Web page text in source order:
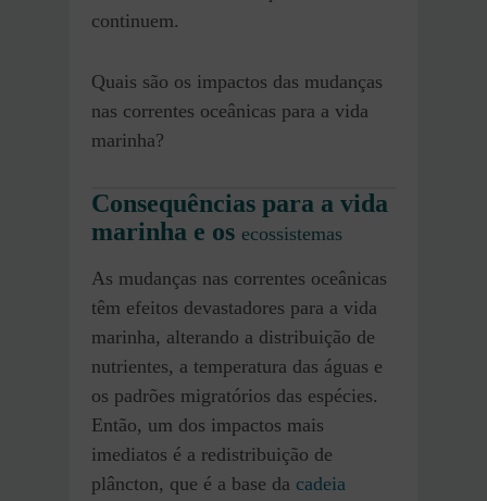
continuem.
Quais são os impactos das mudanças
nas correntes oceânicas para a vida
marinha?
Consequências para a vida
marinha e os ecossistemas
As mudanças nas correntes oceânicas
têm efeitos devastadores para a vida
marinha, alterando a distribuição de
nutrientes, a temperatura das águas e
os padrões migratórios das espécies.
Então, um dos impactos mais
imediatos é a redistribuição de
plâncton, que é a base da cadeia